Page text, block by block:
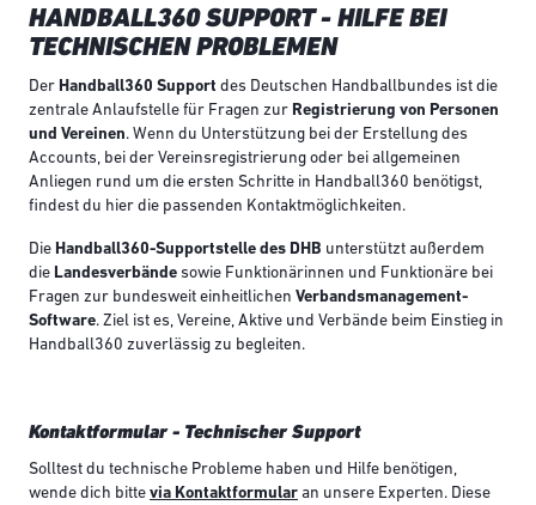
HANDBALL360 SUPPORT - HILFE BEI
TECHNISCHEN PROBLEMEN
Der Handball360 Support des Deutschen Handballbundes ist die
zentrale Anlaufstelle für Fragen zur Registrierung von Personen
und Vereinen. Wenn du Unterstützung bei der Erstellung des
Accounts, bei der Vereinsregistrierung oder bei allgemeinen
Anliegen rund um die ersten Schritte in Handball360 benötigst,
findest du hier die passenden Kontaktmöglichkeiten.
Die Handball360-Supportstelle des DHB unterstützt außerdem
die Landesverbände sowie Funktionärinnen und Funktionäre bei
Fragen zur bundesweit einheitlichen Verbandsmanagement-
Software. Ziel ist es, Vereine, Aktive und Verbände beim Einstieg in
Handball360 zuverlässig zu begleiten.
Kontaktformular - Technischer Support
Solltest du technische Probleme haben und Hilfe benötigen,
wende dich bitte via Kontaktformular an unsere Experten. Diese